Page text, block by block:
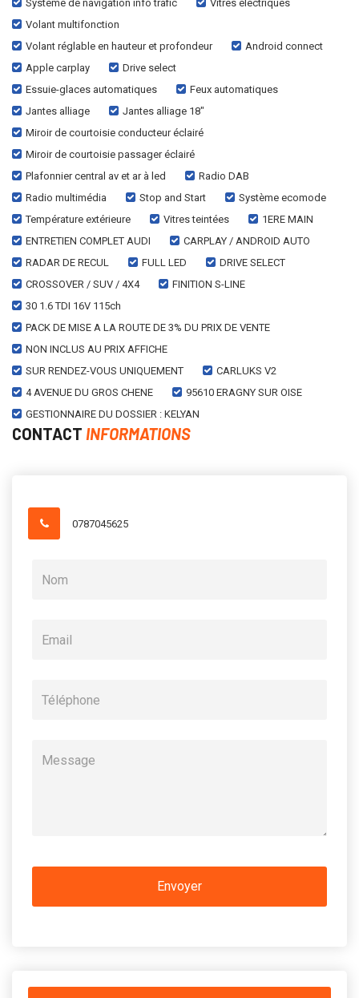
Système de navigation info trafic
Vitres électriques
Volant multifonction
Volant réglable en hauteur et profondeur
Android connect
Apple carplay
Drive select
Essuie-glaces automatiques
Feux automatiques
Jantes alliage
Jantes alliage 18"
Miroir de courtoisie conducteur éclairé
Miroir de courtoisie passager éclairé
Plafonnier central av et ar à led
Radio DAB
Radio multimédia
Stop and Start
Système ecomode
Température extérieure
Vitres teintées
1ERE MAIN
ENTRETIEN COMPLET AUDI
CARPLAY / ANDROID AUTO
RADAR DE RECUL
FULL LED
DRIVE SELECT
CROSSOVER / SUV / 4X4
FINITION S-LINE
30 1.6 TDI 16V 115ch
PACK DE MISE A LA ROUTE DE 3% DU PRIX DE VENTE
NON INCLUS AU PRIX AFFICHE
SUR RENDEZ-VOUS UNIQUEMENT
CARLUKS V2
4 AVENUE DU GROS CHENE
95610 ERAGNY SUR OISE
GESTIONNAIRE DU DOSSIER : KELYAN
CONTACT INFORMATIONS
0787045625